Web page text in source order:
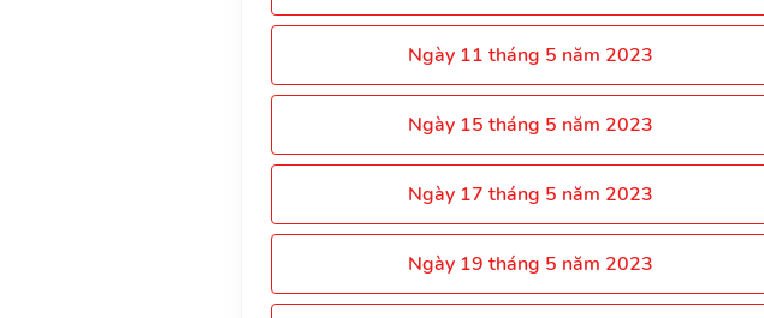
Ngày 11 tháng 5 năm 2023
Ngày 15 tháng 5 năm 2023
Ngày 17 tháng 5 năm 2023
Ngày 19 tháng 5 năm 2023